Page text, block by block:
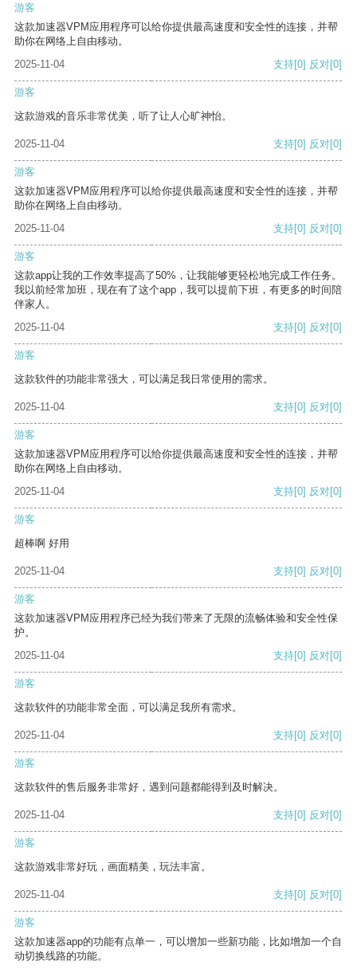
游客
这款加速器VPM应用程序可以给你提供最高速度和安全性的连接，并帮
助你在网络上自由移动。
2025-11-04
支持[0] 反对[0]
游客
这款游戏的音乐非常优美，听了让人心旷神怡。
2025-11-04 支持[0] 反对[0]
游客
这款加速器VPM应用程序可以给你提供最高速度和安全性的连接，并帮
助你在网络上自由移动。
2025-11-04
支持[0] 反对[0]
游客
这款app让我的工作效率提高了50%，让我能够更轻松地完成工作任务。
我以前经常加班，现在有了这个app，我可以提前下班，有更多的时间陪
伴家人。
2025-11-04
支持[0] 反对[0]
游客
这款软件的功能非常强大，可以满足我日常使用的需求。
2025-11-04 支持[0] 反对[0]
游客
这款加速器VPM应用程序可以给你提供最高速度和安全性的连接，并帮
助你在网络上自由移动。
2025-11-04
支持[0] 反对[0]
游客
超棒啊 好用
2025-11-04 支持[0] 反对[0]
游客
这款加速器VPM应用程序已经为我们带来了无限的流畅体验和安全性保
护。
2025-11-04
支持[0] 反对[0]
游客
这款软件的功能非常全面，可以满足我所有需求。
2025-11-04 支持[0] 反对[0]
游客
这款软件的售后服务非常好，遇到问题都能得到及时解决。
2025-11-04 支持[0] 反对[0]
游客
这款游戏非常好玩，画面精美，玩法丰富。
2025-11-04 支持[0] 反对[0]
游客
这款加速器app的功能有点单一，可以增加一些新功能，比如增加一个自
动切换线路的功能。